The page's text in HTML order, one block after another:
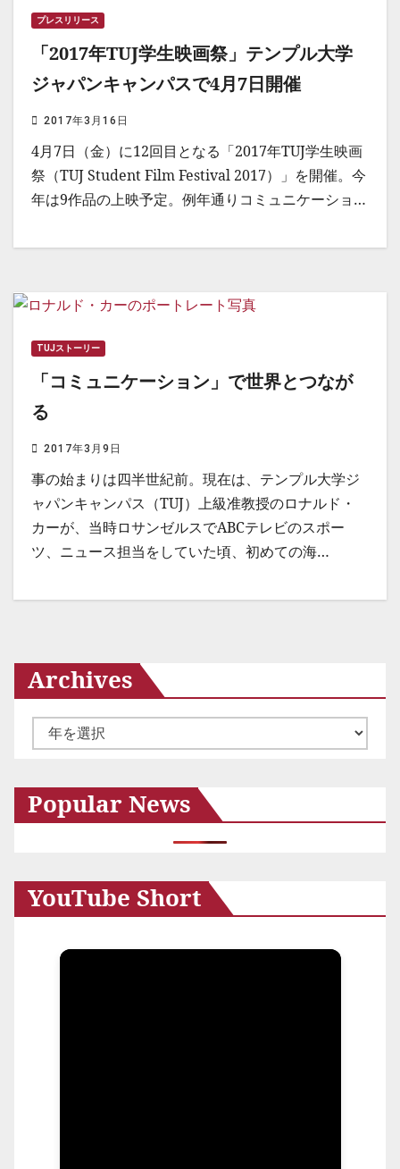
プレスリリース
「2017年TUJ学生映画祭」テンプル大学
ジャパンキャンパスで4月7日開催
2017年3月16日
4月7日（金）に12回目となる「2017年TUJ学生映画
祭（TUJ Student Film Festival 2017）」を開催。今
年は9作品の上映予定。例年通りコミュニケーショ…
TUJストーリー
「コミュニケーション」で世界とつなが
る
2017年3月9日
事の始まりは四半世紀前。現在は、テンプル大学ジ
ャパンキャンパス（TUJ）上級准教授のロナルド・
カーが、当時ロサンゼルスでABCテレビのスポー
ツ、ニュース担当をしていた頃、初めての海…
Archives
ー
イ
ブ
Popular News
YouTube Short